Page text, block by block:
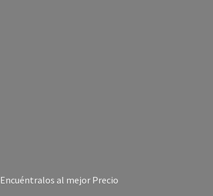
Encuéntralos al mejor Precio